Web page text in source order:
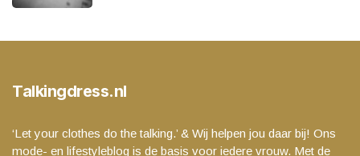
Talkingdress.nl
‘Let your clothes do the talking.’ & Wij helpen jou daar bij! Ons
mode- en lifestyleblog is de basis voor iedere vrouw. Met de